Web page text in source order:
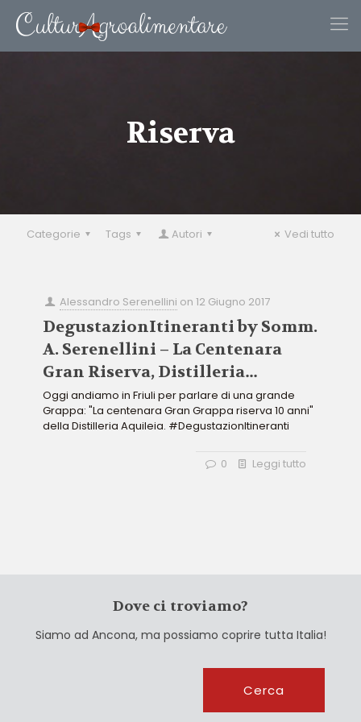
Riserva
Categorie Tags Autori Vedi tutto
Alessandro Serenellini on12 Giugno 2017
DegustazionItineranti by Somm.
A. Serenellini – La Centenara
Gran Riserva, Distilleria
Aquileia
Oggi andiamo in Friuli per parlare di una grande
Grappa: "La centenara Gran Grappa riserva 10 anni"
della Distilleria Aquileia. #DegustazionItineranti
0 Leggi tutto
Dove ci troviamo?
Siamo ad Ancona, ma possiamo coprire tutta Italia!
Cerca